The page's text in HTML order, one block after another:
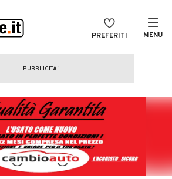
PREFERITI MENU
termine